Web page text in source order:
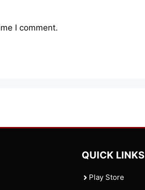
I comment.
QUICK LINKS
Play Store